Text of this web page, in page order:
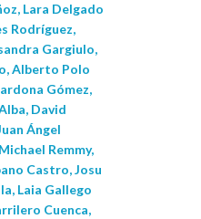
Lara Delgado
Rodríguez,
Gargiulo,
Alberto Polo
Gómez,
David
Ángel
Remmy,
Castro, Josu
Laia Gallego
Cuenca,